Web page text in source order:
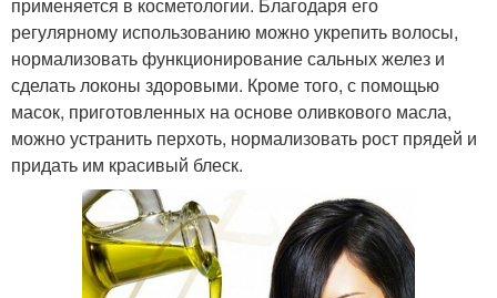
применяется в косметологии. Благодаря его
регулярному использованию можно укрепить волосы,
нормализовать функционирование сальных желез и
сделать локоны здоровыми. Кроме того, с помощью
масок, приготовленных на основе оливкового масла,
можно устранить перхоть, нормализовать рост прядей и
придать им красивый блеск.